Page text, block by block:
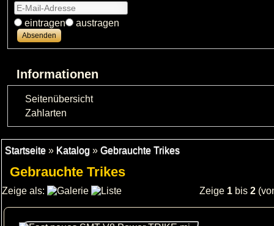
eintragen austragen
Informationen
Seitenübersicht
Zahlarten
Startseite » Katalog »Gebrauchte Trikes
Gebrauchte Trikes
Zeige als: Zeige 1bis 2